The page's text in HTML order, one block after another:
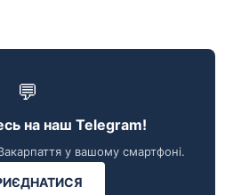
💬
на наш Telegram!
у вашому смартфоні.